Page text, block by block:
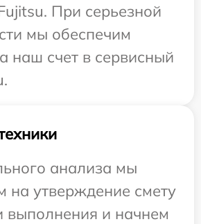
При серьезной
мы обеспечим
наш счет в сервисный
анализа мы
на утверждение смету
выполнения и начнем